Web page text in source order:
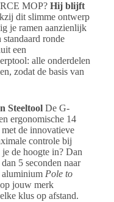
MOP? Hij blijft
dit slimme ontwerp
je ramen aanzienlijk
ronde
een
alle onderdelen
zodat de basis van
SteeltoolDe G-
ergonomische 14
de innovatieve
controle bij
de hoogte in? Dan
5 seconden naar
aluminium Pole to
jouw merk
klus op afstand.